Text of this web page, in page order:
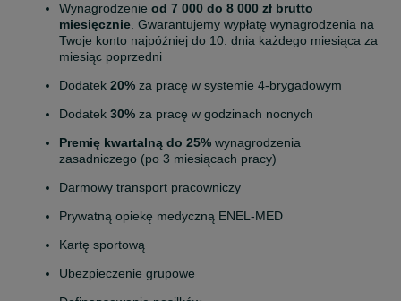
Wynagrodzenie od 7 000 do 8 000 zł brutto
miesięcznie. Gwarantujemy wypłatę wynagrodzenia na
Twoje konto najpóźniej do 10. dnia każdego miesiąca za
miesiąc poprzedni
Dodatek 20% za pracę w systemie 4-brygadowym
Dodatek 30% za pracę w godzinach nocnych
Premię kwartalną do 25% wynagrodzenia
zasadniczego (po 3 miesiącach pracy)
Darmowy transport pracowniczy
Prywatną opiekę medyczną ENEL-MED
Kartę sportową
Ubezpieczenie grupowe